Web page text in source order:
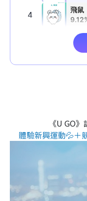
《U GO
體驗新興運動💦＋